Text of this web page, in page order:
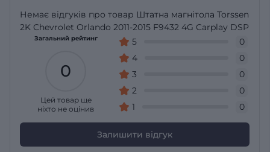
Немає відгуків про товар Штатна магнітола Torssen
2K Chevrolet Orlando 2011-2015 F9432 4G Carplay DSP
Загальний рейтинг
0
Цей товар ще
ніхто не оцінив
5
0
4
0
3
0
2
0
1
0
Залишити відгук